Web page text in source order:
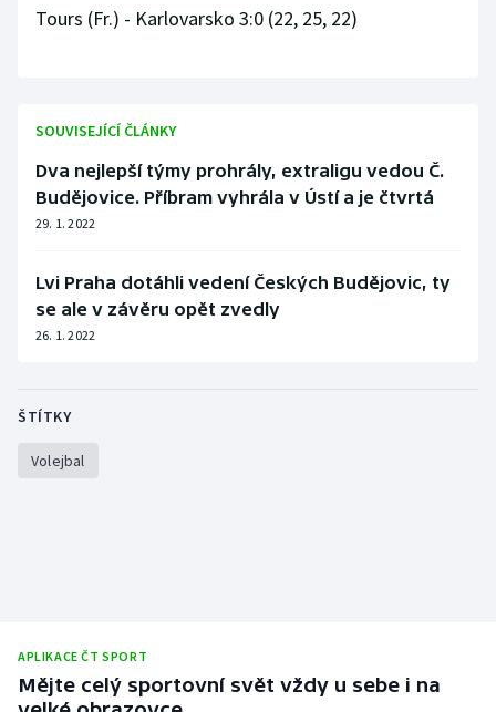
Rychlobruslení
Rychlostní kanoistika
Sportovní střelba
Triatlon
Tours (Fr.) - Karlovarsko 3:0 (22, 25, 22)
SOUVISEJÍCÍ ČLÁNKY
Dva nejlepší týmy prohrály, extraligu vedou Č.
Budějovice. Příbram vyhrála v Ústí a je čtvrtá
29. 1. 2022
Lvi Praha dotáhli vedení Českých Budějovic, ty
se ale v závěru opět zvedly
26. 1. 2022
ŠTÍTKY
Volejbal
APLIKACE ČT SPORT
Mějte celý sportovní svět vždy u sebe i na